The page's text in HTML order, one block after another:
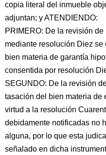
copia literal del inmueble
adjuntan; y ATENDIENDO:
PRIMERO: De la revisión
mediante resolución Diez se
bien materia de garantía
consentida por resolución
SEGUNDO: De la revisión
tasación del bien materia de
virtud a la resolución
debidamente notificadas no
alguna, por lo que esta
señalado en dicha